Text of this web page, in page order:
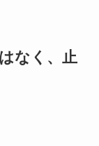
なく、止